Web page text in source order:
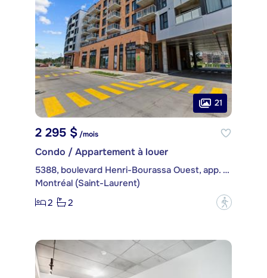
21
2 295 $/mois
Condo / Appartement à louer
5388, boulevard Henri-Bourassa Ouest, app. 407
Montréal (Saint-Laurent)
2
2 ?